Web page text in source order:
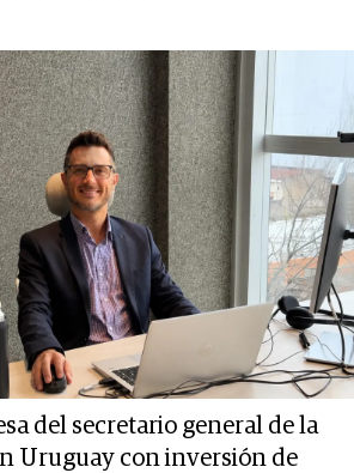
del secretario general de la
Uruguay con inversión de